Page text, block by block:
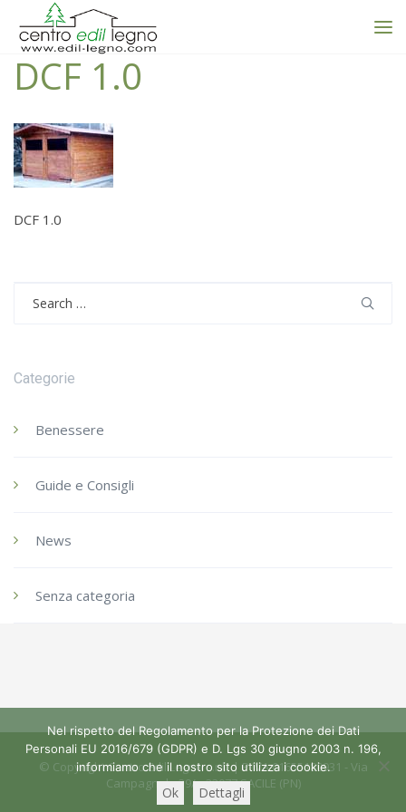
DCF 1.0
DCF 1.0
Categorie
Benessere
Guide e Consigli
News
Senza categoria
© Copyright Centro Edil Legno s.r.l. | P.IVA 01655180931 - Via
Campagnola 39/a 33077 SACILE (PN)
Nel rispetto del Regolamento per la Protezione dei Dati
Personali EU 2016/679 (GDPR) e D. Lgs 30 giugno 2003 n. 196,
informiamo che il nostro sito utilizza i cookie.
Ok Dettagli